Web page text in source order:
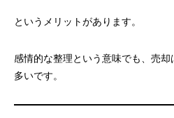
というメリットがあります。
感情的な整理という意味でも、売
多いです。